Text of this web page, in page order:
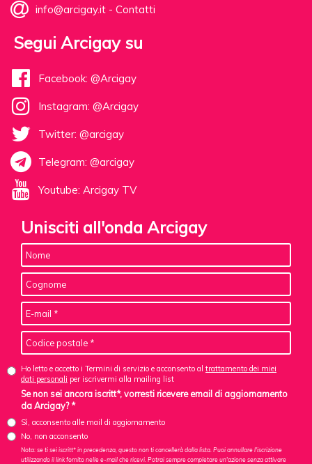
info@arcigay.it - Contatti
Segui Arcigay su
Facebook: @Arcigay
Instagram: @Arcigay
Twitter: @arcigay
Telegram: @arcigay
Youtube: Arcigay TV
Unisciti all'onda Arcigay
Ho letto e accetto i Termini di servizio e acconsento al trattamento dei miei
dati personali per iscrivermi alla mailing list
Se non sei ancora iscritt*, vorresti ricevere email di aggiornamento
da Arcigay? *
Sì, acconsento alle mail di aggiornamento
No, non acconsento
Nota: se ti sei iscritt* in precedenza, questo non ti cancellerà dalla lista. Puoi annullare l'iscrizione
utilizzando il link fornito nelle e-mail che ricevi. Potrai sempre completare un'azione senza attivare